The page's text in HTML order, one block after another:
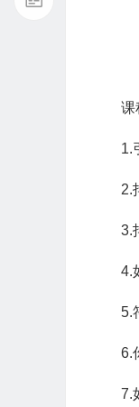
课
1.
2.
3.
4.
5.
6.
7.